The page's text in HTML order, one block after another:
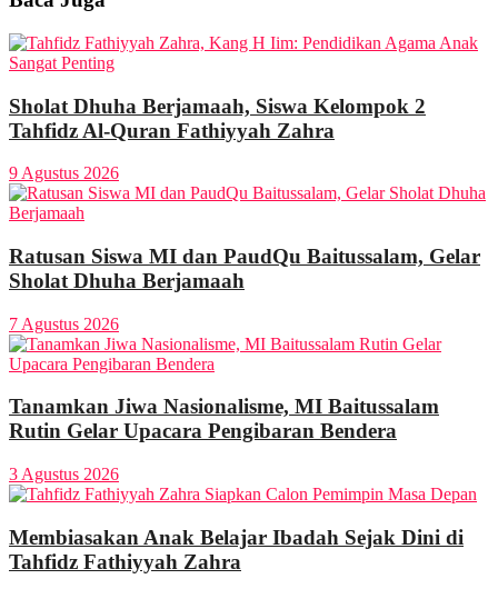
Sholat Dhuha Berjamaah, Siswa Kelompok 2
Tahfidz Al-Quran Fathiyyah Zahra
9 Agustus 2026
Ratusan Siswa MI dan PaudQu Baitussalam, Gelar
Sholat Dhuha Berjamaah
7 Agustus 2026
Tanamkan Jiwa Nasionalisme, MI Baitussalam
Rutin Gelar Upacara Pengibaran Bendera
3 Agustus 2026
Membiasakan Anak Belajar Ibadah Sejak Dini di
Tahfidz Fathiyyah Zahra